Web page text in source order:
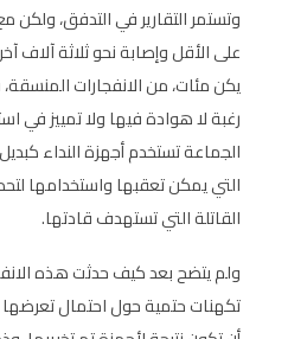
وتستمر التقارير في التدفق،
على الأقل وإصابة نحوثلاثة آلاف
يكن مئات، من الانفجارات
رغبة لا هوادة فيها ولا تمييز في
الجماعة تستخدم أجهزة النداء
التي يمكن تعقبها واستخدامها
القاتلة التي تستهدف قادتها.
ولم يتضح بعد كيف حدثت هذه
تكهنات حتمية حول احتمال تعرضها